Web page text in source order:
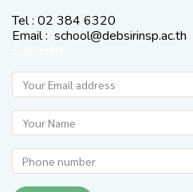
Tel : 02 384 6320
Email : school@debsirinsp.ac.th